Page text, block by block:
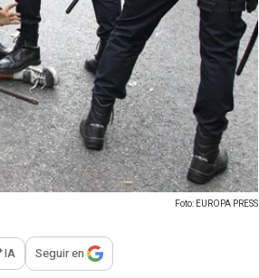
Foto: EUROPA PRESS
para compartir
IA Seguir en